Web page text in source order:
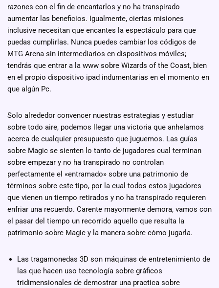
razones con el fin de encantarlos y no ha transpirado
aumentar las beneficios. Igualmente, ciertas misiones
inclusive necesitan que encantes la espectáculo para que
puedas cumplirlas. Nunca puedes cambiar los códigos de
MTG Arena sin intermediarios en dispositivos móviles;
tendrás que entrar a la www sobre Wizards of the Coast, bien
en el propio dispositivo ipad indumentarias en el momento en
que algún Pc.
Solo alrededor convencer nuestras estrategias y estudiar
sobre todo aire, podemos llegar una victoria que anhelamos
acerca de cualquier presupuesto que juguemos. Las guías
sobre Magic se sienten lo tanto de jugadores cual terminan
sobre empezar y no ha transpirado no controlan
perfectamente el «entramado» sobre una patrimonio de
términos sobre este tipo, por la cual todos estos jugadores
que vienen un tiempo retirados y no ha transpirado requieren
enfriar una recuerdo. Carente mayormente demora, vamos con
el pasar del tiempo un recorrido aquello que resulta la
patrimonio sobre Magic y la manera sobre cómo jugarla.
Las tragamonedas 3D son máquinas de entretenimiento de
las que hacen uso tecnología sobre gráficos
tridimensionales de demostrar una practica sobre